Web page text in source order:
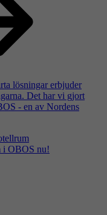
lösningar erbjuder
Det har vi gjort
- en av Nordens
i OBOS nu!